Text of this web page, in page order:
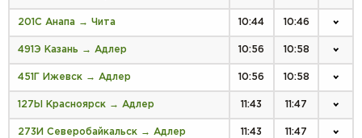
201С Анапа → Чита 10:44 10:46
491Э Казань → Адлер 10:56 10:58
451Г Ижевск → Адлер 10:56 10:58
127Ы Красноярск → Адлер 11:43 11:47
273И Северобайкальск → Адлер 11:43 11:47